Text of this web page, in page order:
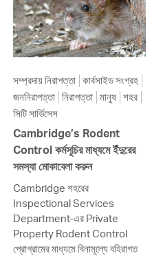
সম্প্রদায় নিরাপত্তা কার্বসাইড সংগ্রহ
জননিরাপত্তা নিরাপত্তা মানুষ শহর
সিটি সার্ভিসেস
Cambridge’s Rodent
Control কর্মসূচির মাধ্যমে ইঁদুরের
সমস্যা মোকাবেলা করুন
Cambridge শহরের
Inspectional Services
Department-এর Private
Property Rodent Control
প্রোগ্রামের মাধ্যমে বিনামূল্যে বহিরাগত